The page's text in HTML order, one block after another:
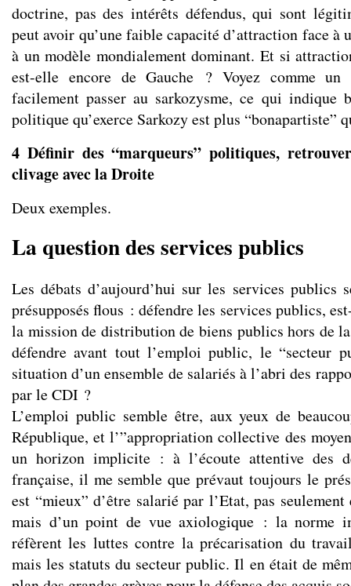
doctrine, pas des intérêts défendus, qui sont
peut avoir qu’une faible capacité d’attraction face à
à un modèle mondialement dominant. Et si
est-elle encore de Gauche ? Voyez comme un
facilement passer au sarkozysme, ce qui indique
politique qu’exerce Sarkozy est plus “bonapartiste”
4 Définir des “marqueurs” politiques,
clivage avec la Droite
Deux exemples.
La question des services publics
Les débats d’aujourd’hui sur les services publics
présupposés flous : défendre les services publics,
la mission de distribution de biens publics hors de
défendre avant tout l’emploi public, le “secteur
situation d’un ensemble de salariés à l’abri des
par le CDI ?
L’emploi public semble être, aux yeux de
République, et l’”appropriation collective des
un horizon implicite : à l’écoute attentive des
française, il me semble que prévaut toujours le
est “mieux” d’être salarié par l’Etat, pas
mais d’un point de vue axiologique : la norme
réfèrent les luttes contre la précarisation du
mais les statuts du secteur public. Il en était de